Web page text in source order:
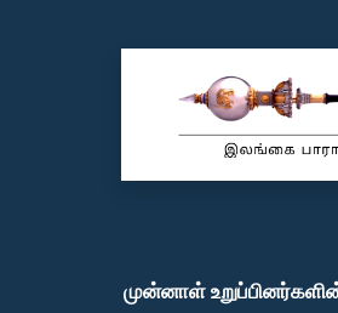
முன்னாள்